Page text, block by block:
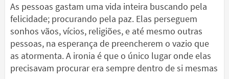
As pessoas gastam uma vida inteira buscando pela
felicidade; procurando pela paz. Elas perseguem
sonhos vãos, vícios, religiões, e até mesmo outras
pessoas, na esperança de preencherem o vazio que
as atormenta. A ironia é que o único lugar onde elas
precisavam procurar era sempre dentro de si mesmas